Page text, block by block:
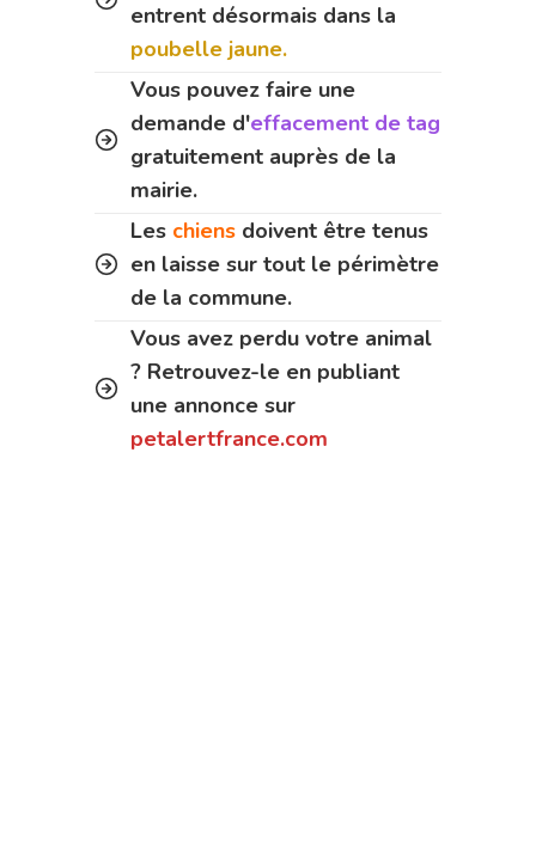
entrent désormais dans la
poubelle jaune.
Vous pouvez faire une
demande d'effacement de tag
gratuitement auprès de la
mairie.
Les chiens doivent être tenus
en laisse sur tout le périmètre
de la commune.
Vous avez perdu votre animal
? Retrouvez-le en publiant
une annonce sur
petalertfrance.com